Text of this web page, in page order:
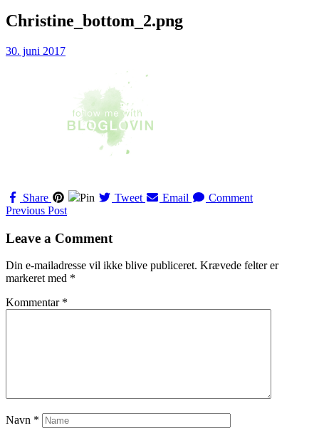
Skip
to
Christine_bottom_2.png
30. juni 2017
Share Pin Tweet Email Comment
Navigation
til
Previous Post
Leave a Comment
Din e-mailadresse vil ikke blive publiceret. Krævede felter er
markeret med *
Kommentar *
Navn *